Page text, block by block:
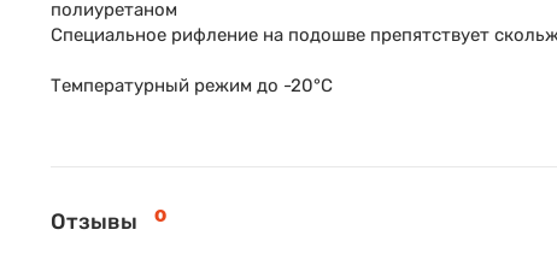
полиуретаном
Специальное рифление на подошве препятствует
Температурный режим до -20°С
Отзывы 0